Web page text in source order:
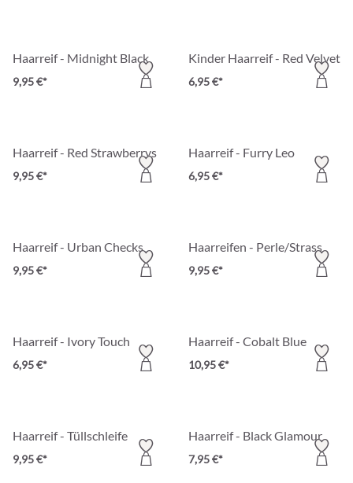
Haarreif - Midnight Black
9,95 €*
Kinder Haarreif - Red Velvet
6,95 €*
Haarreif - Red Strawberrys
9,95 €*
Haarreif - Furry Leo
6,95 €*
Haarreif - Urban Checks
9,95 €*
Haarreifen - Perle/Strass
9,95 €*
Haarreif - Ivory Touch
6,95 €*
Haarreif - Cobalt Blue
10,95 €*
Haarreif - Tüllschleife
9,95 €*
Haarreif - Black Glamour
7,95 €*